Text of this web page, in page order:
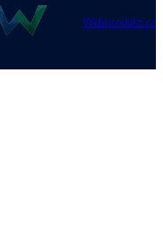
Webprodukt.cz